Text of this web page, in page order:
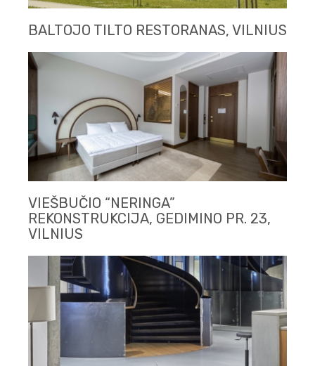
BALTOJO TILTO RESTORANAS, VILNIUS
VIEŠBUČIO “NERINGA”
REKONSTRUKCIJA, GEDIMINO PR. 23,
VILNIUS